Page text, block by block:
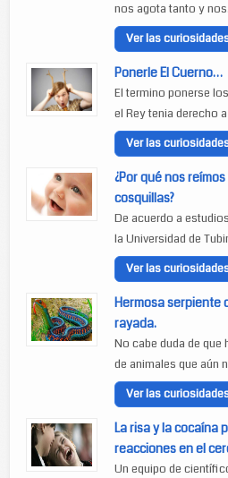
nos agota tanto y
Ver las
Ponerle El Cuerno…
El termino ponerse
el Rey tenia derecho
Ver las
¿Por qué nos
cosquillas?
De acuerdo a
la Universidad de
Ver las
Hermosa serpiente
rayada.
No cabe duda de que
de animales que aún
Ver las
La risa y la cocaína
reacciones en el
Un equipo de